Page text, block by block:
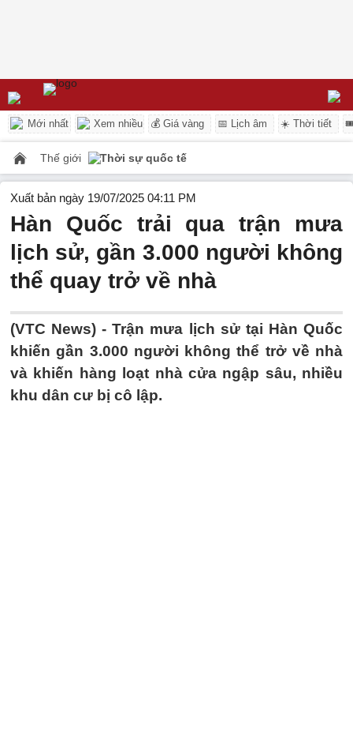
Mới nhất Xem nhiều 💰 Giá vàng 📅 Lịch âm ☀️ Thời tiết
Thế giới Thời sự quốc tế
Xuất bản ngày 19/07/2025 04:11 PM
Hàn Quốc trải qua trận mưa
lịch sử, gần 3.000 người không
thể quay trở về nhà
(VTC News) -Trận mưa lịch sử tại Hàn Quốc
khiến gần 3.000 người không thể trở về nhà
và khiến hàng loạt nhà cửa ngập sâu, nhiều
khu dân cư bị cô lập.